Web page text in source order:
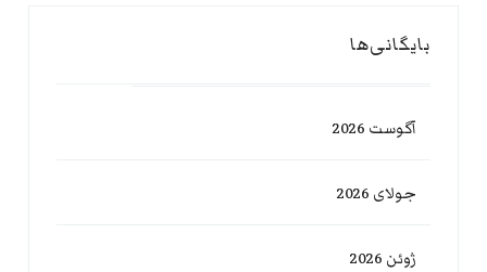
بایگانی‌ها
آگوست 2026
جولای 2026
ژوئن 2026